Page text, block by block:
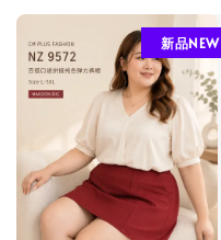
新品NEW